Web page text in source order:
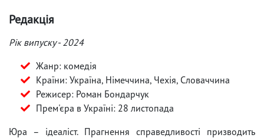
Редакція
Рік випуску - 2024
Жанр: комедія
Країни: Україна, Німеччина, Чехія, Словаччина
Режисер: Роман Бондарчук
Прем'єра в Україні: 28 листопада
Юра – ідеаліст. Прагнення справедливості призводить